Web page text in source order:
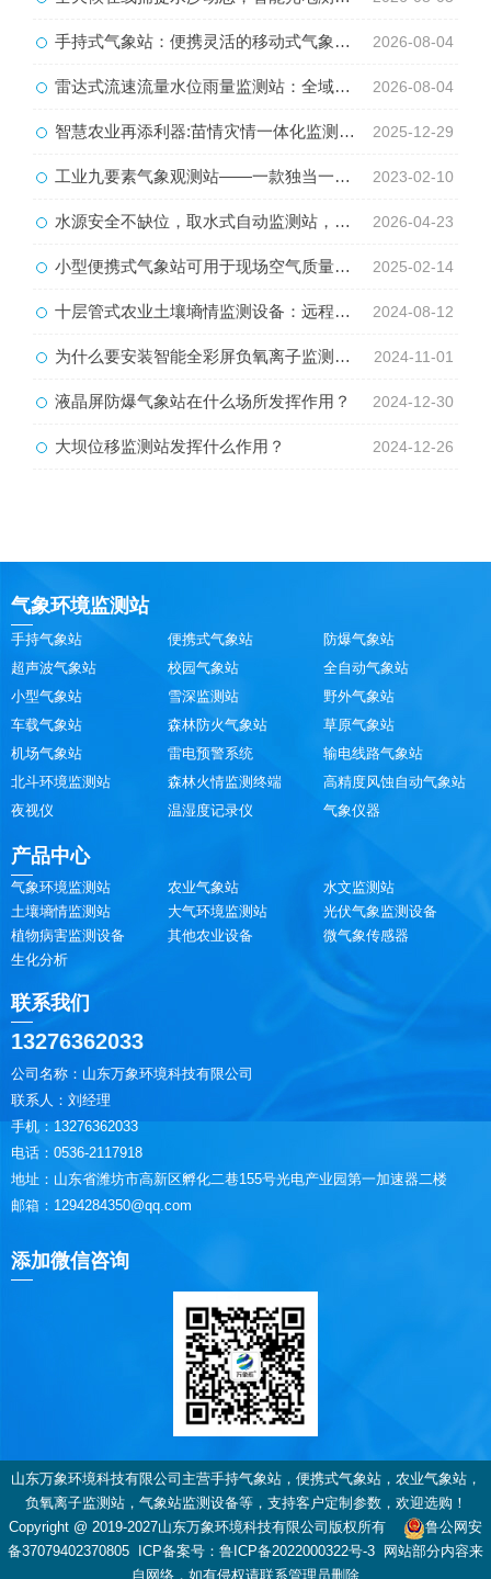
手持式气象站：便携灵活的移动式气象监测智能设备 2026-08-04
雷达式流速流量水位雨量监测站：全域水文智慧监测一体化设备 2026-08-04
智慧农业再添利器:苗情灾情一体化监测系统落地田间 2025-12-29
工业九要素气象观测站——一款独当一面的便携式全自动气象站2023已更新 2023-02-10
水源安全不缺位，取水式自动监测站，实时守护每一滴好水 2026-04-23
小型便携式气象站可用于现场空气质量监测吗？ 2025-02-14
十层管式农业土壤墒情监测设备：远程监控，轻松管理千亩良田 2024-08-12
为什么要安装智能全彩屏负氧离子监测站？ 2024-11-01
液晶屏防爆气象站在什么场所发挥作用？ 2024-12-30
大坝位移监测站发挥什么作用？ 2024-12-26
气象环境监测站
手持气象站 便携式气象站
防爆气象站
超声波气象站
校园气象站
全自动气象站
小型气象站
雪深监测站
野外气象站
车载气象站
森林防火气象站
草原气象站
机场气象站
雷电预警系统
输电线路气象站
北斗环境监测站
森林火情监测终端
高精度风蚀自动气象站
夜视仪
温湿度记录仪 气象仪器
产品中心
气象环境监测站 农业气象站
水文监测站
土壤墒情监测站
大气环境监测站
光伏气象监测设备
植物病害监测设备
其他农业设备
微气象传感器
生化分析
联系我们
13276362033
公司名称：山东万象环境科技有限公司
联系人：刘经理
手机：13276362033
电话：0536-2117918
地址：山东省潍坊市高新区孵化二巷155号光电产业园第一加速器二楼
邮箱：1294284350@qq.com
添加微信咨询
山东万象环境科技有限公司主营手持气象站，便携式气象站，农业气象站，
负氧离子监测站，气象站监测设备等，支持客户定制参数，欢迎选购！
Copyright @ 2019-2027山东万象环境科技有限公司版权所有
鲁公网安
备37079402370805
ICP备案号： 鲁ICP备2022000322号-3 网站部分内容来
自网络，如有侵权请联系管理员删除